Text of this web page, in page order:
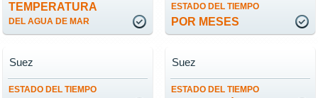
TEMPERATURA
DEL AGUA DE MAR
ESTADO DEL TIEMPO
POR MESES
ESTADO DEL TIEMPO
Suez
ESTADO DEL TIEMPO
Suez